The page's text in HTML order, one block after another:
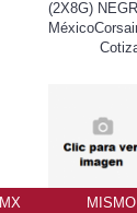
(2X8G)